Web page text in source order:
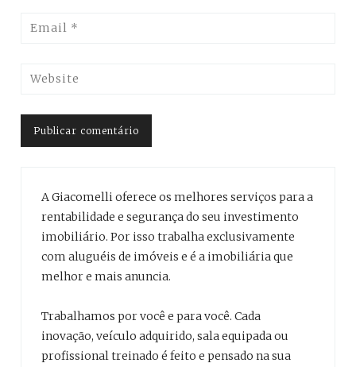
A Giacomelli oferece os melhores serviços para a
rentabilidade e segurança do seu investimento
imobiliário. Por isso trabalha exclusivamente
com aluguéis de imóveis e é a imobiliária que
melhor e mais anuncia.
Trabalhamos por você e para você. Cada
inovação, veículo adquirido, sala equipada ou
profissional treinado é feito e pensado na sua